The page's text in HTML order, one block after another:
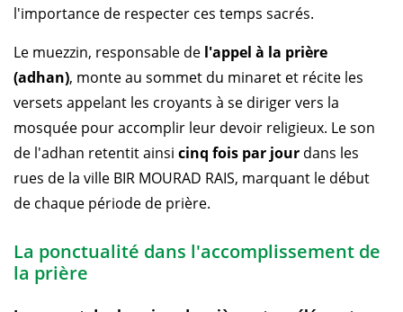
l'importance de respecter ces temps sacrés.
Le muezzin, responsable de l'appel à la prière
(adhan), monte au sommet du minaret et récite les
versets appelant les croyants à se diriger vers la
mosquée pour accomplir leur devoir religieux. Le son
de l'adhan retentit ainsi cinq fois par jour dans les
rues de la ville BIR MOURAD RAIS, marquant le début
de chaque période de prière.
La ponctualité dans l'accomplissement de
la prière